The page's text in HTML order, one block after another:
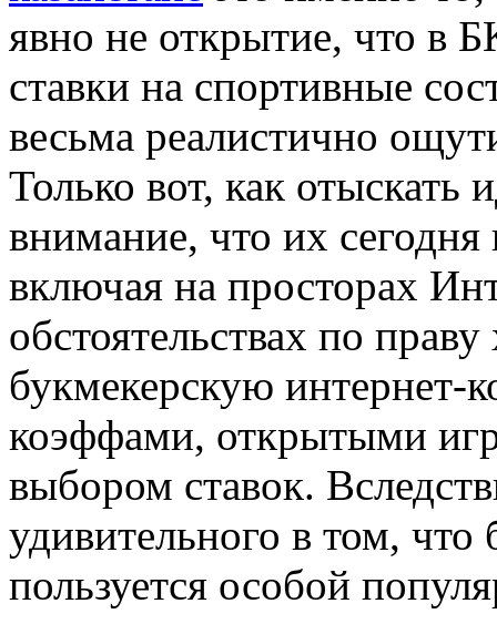
явно не открытие, что в
ставки на спортивные
весьма реалистично
Только вот, как
внимание, что их
включая на просторах
обстоятельствах по
букмекерскую интернет-
коэффами, открытыми
выбором ставок.
удивительного в том, что
пользуется особой